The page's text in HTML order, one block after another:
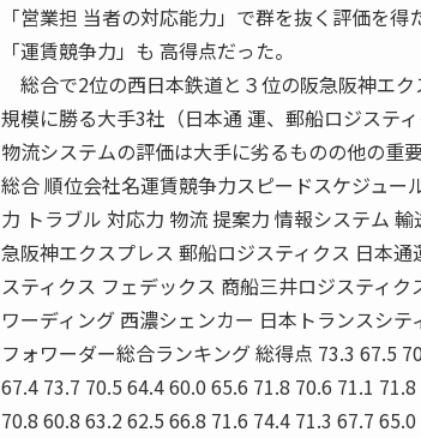
「営業担 当者の対応能力」で群を抜く評価を得
「運賃競争力」も 高得点だった。
総合で2位の西日本鉄道と３位の阪急阪神エク
規模に勝る大手3社（日本通 運、郵船ロジステ
物流システムの評価は大手に劣るものの他の重
総合 順位会社名運賃競争力スピードスケジュー
力 トラブル 対応力 物流 提案力 情報システム
急阪神エクスプレス 郵船ロジスティクス 日本
スティクス フェデックス 商船三井ロジスティ
ワーディング 西濃シェンカー 日本トランスシ
フォワーダー総合ランキング 総得点 73.3 67.5
67.4 73.7 70.5 64.4 60.0 65.6 71.8 70.6 71.1
70.8 60.8 63.2 62.5 66.8 71.6 74.4 71.3 67.7